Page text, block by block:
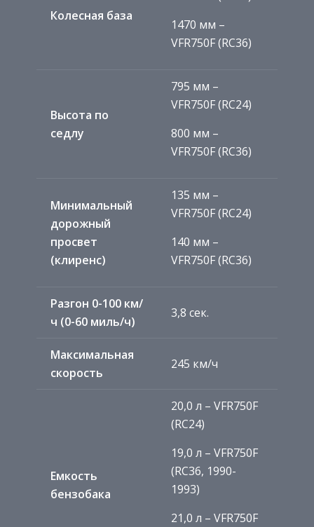
Колесная база
1470 мм –
VFR750F (RC36)
Высота по
седлу
795 мм –
VFR750F (RC24)
800 мм –
VFR750F (RC36)
Минимальный
дорожный
просвет
(клиренс)
135 мм –
VFR750F (RC24)
140 мм –
VFR750F (RC36)
Разгон 0-100 км/
ч (0-60 миль/ч)
3,8 сек.
Максимальная
скорость
245 км/ч
Емкость
бензобака
20,0 л – VFR750F
(RC24)
19,0 л – VFR750F
(RC36, 1990-
1993)
21,0 л – VFR750F